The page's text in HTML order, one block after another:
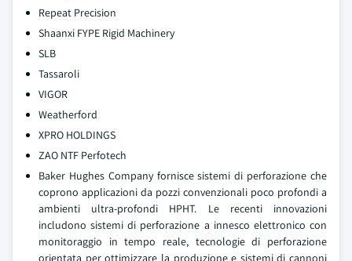
Repeat Precision
Shaanxi FYPE Rigid Machinery
SLB
Tassaroli
VIGOR
Weatherford
XPRO HOLDINGS
ZAO NTF Perfotech
Baker Hughes Company fornisce sistemi di perforazione che
coprono applicazioni da pozzi convenzionali poco profondi a
ambienti ultra-profondi HPHT. Le recenti innovazioni
includono sistemi di perforazione a innesco elettronico con
monitoraggio in tempo reale, tecnologie di perforazione
orientata per ottimizzare la produzione e sistemi di cannoni